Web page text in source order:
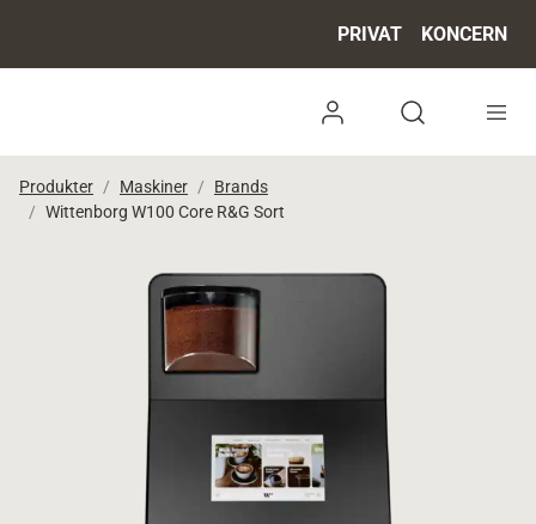
PRIVAT KONCERN
Log ind
Produkter Maskiner
Brands
Wittenborg W100 Core R&G Sort